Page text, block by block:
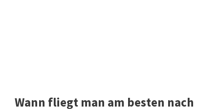
Wann fliegt man am besten nach